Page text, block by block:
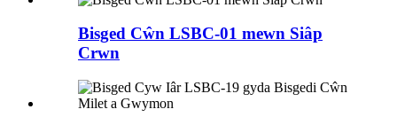
Bisged Cŵn LSBC-01 mewn Siâp
Crwn